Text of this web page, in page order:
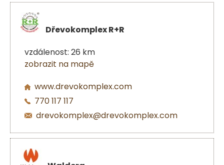
Dřevokomplex R+R
vzdálenost: 26 km
zobrazit na mapě
www.drevokomplex.com
770 117 117
drevokomplex@drevokomplex.com